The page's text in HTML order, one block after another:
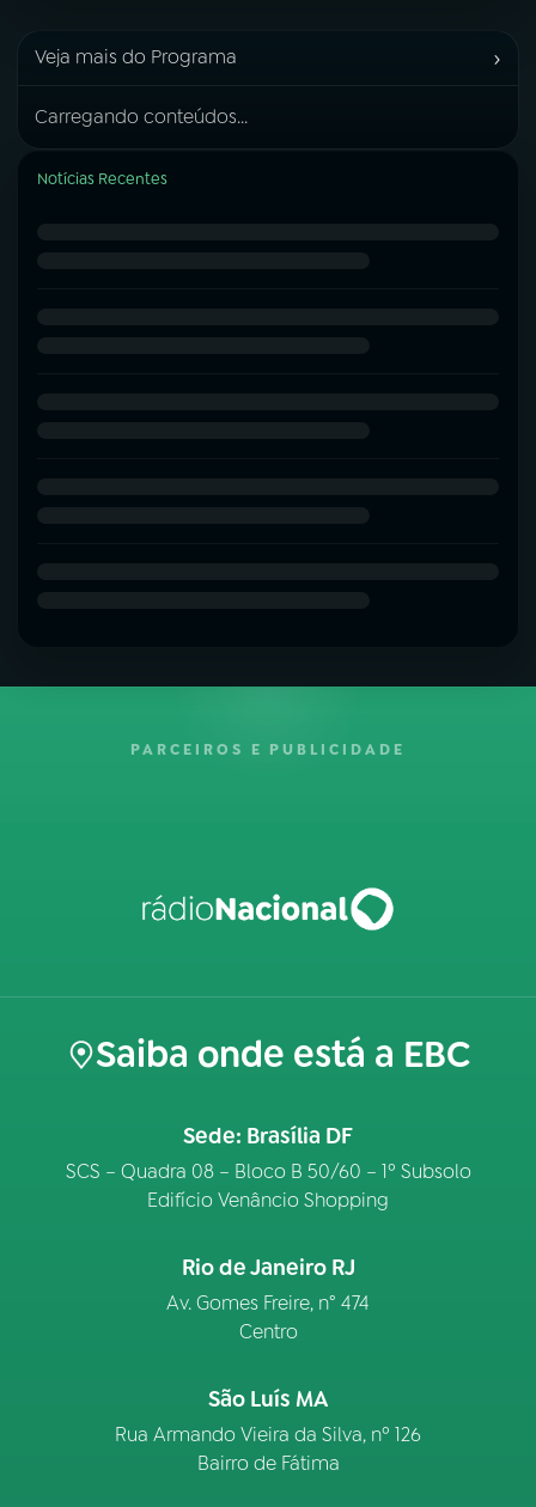
Veja mais do Programa ›
Carregando conteúdos...
Notícias Recentes
PARCEIROS E PUBLICIDADE
Saiba onde está a EBC
Sede: Brasília DF
SCS – Quadra 08 – Bloco B 50/60 – 1º Subsolo
Edifício Venâncio Shopping
Rio de Janeiro RJ
Av. Gomes Freire, n° 474
Centro
São Luís MA
Rua Armando Vieira da Silva, nº 126
Bairro de Fátima